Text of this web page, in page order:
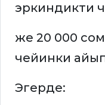
эркиндикти
же 20 000
чейинки
Эгерде: